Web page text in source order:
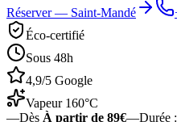
Réserver — Saint-Mandé
Éco-certifié
Sous 48h
4,9/5 Google
Vapeur 160°C
—Dès À partir de 89€—Durée :